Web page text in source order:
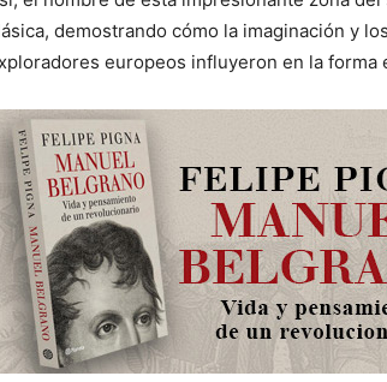
demostrando cómo la imaginación y
europeos influyeron en la